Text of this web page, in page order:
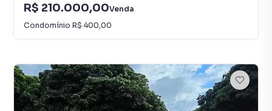
R$ 210.000,00Venda
Condomínio R$ 400,00